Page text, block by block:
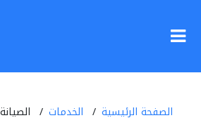
الصفحة الرئيسية الخدمات